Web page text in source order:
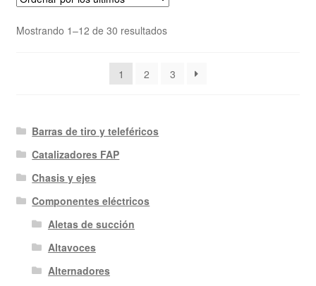
Mostrando 1–12 de 30 resultadosOrdenado
últimos
1 2 3
Barras de tiro y teleféricos
Catalizadores FAP
Chasis y ejes
Componentes eléctricos
Aletas de succión
Altavoces
Alternadores